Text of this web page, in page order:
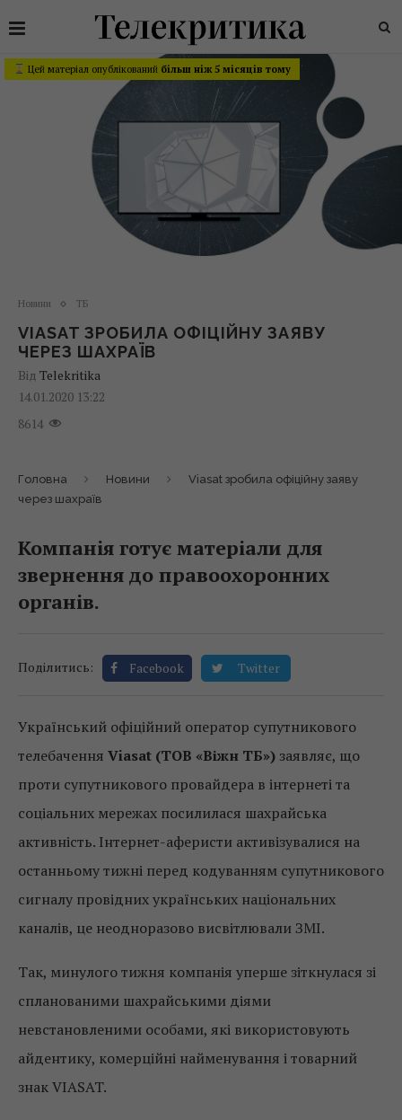
Цей матеріал опублікований більш ніж 5 місяців тому
Новини ТБ
VIASAT ЗРОБИЛА ОФІЦІЙНУ ЗАЯВУ
ЧЕРЕЗ ШАХРАЇВ
Від Telekritika
14.01.2020 13:22
8614
Головна Новини
Viasat зробила офіційну заяву
через шахраїв
Компанія готує матеріали для
звернення до правоохоронних
органів.
Поділитись: Facebook Twitter
Український офіційний оператор супутникового
телебачення Viasat (ТОВ «Віжн ТБ») заявляє, що
проти супутникового провайдера в інтернеті та
соціальних мережах посилилася шахрайська
активність. Інтернет-аферисти активізувалися на
останньому тижні перед кодуванням супутникового
сигналу провідних українських національних
каналів, це неодноразово висвітлювали ЗМІ.
Так, минулого тижня компанія уперше зіткнулася зі
спланованими шахрайськими діями
невстановленими особами, які використовують
айдентику, комерційні найменування і товарний
знак VIASAT.